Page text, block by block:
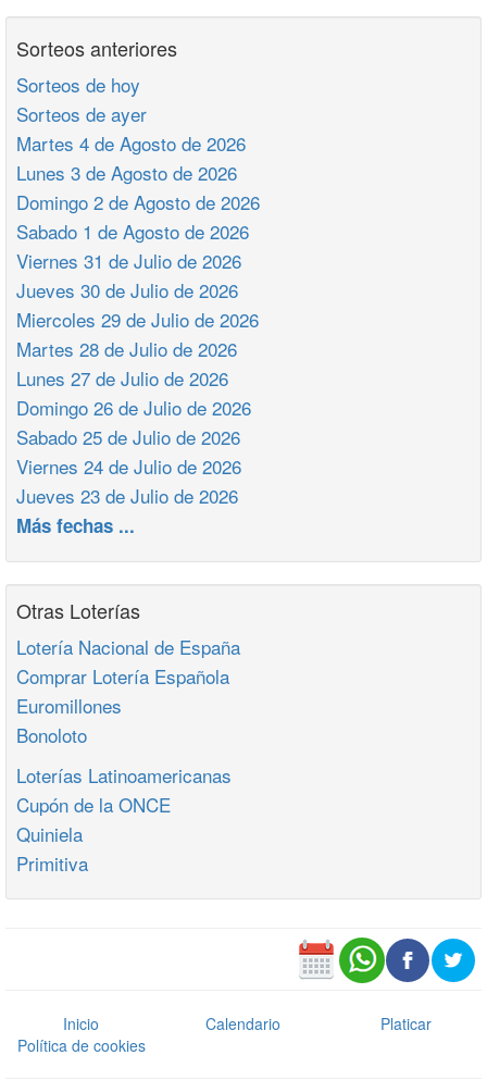
Sorteos anteriores
Sorteos de hoy
Sorteos de ayer
Martes 4 de Agosto de 2026
Lunes 3 de Agosto de 2026
Domingo 2 de Agosto de 2026
Sabado 1 de Agosto de 2026
Viernes 31 de Julio de 2026
Jueves 30 de Julio de 2026
Miercoles 29 de Julio de 2026
Martes 28 de Julio de 2026
Lunes 27 de Julio de 2026
Domingo 26 de Julio de 2026
Sabado 25 de Julio de 2026
Viernes 24 de Julio de 2026
Jueves 23 de Julio de 2026
Más fechas ...
Otras Loterías
Lotería Nacional de España
Comprar Lotería Española
Euromillones
Bonoloto
Loterías Latinoamericanas
Cupón de la ONCE
Quiniela
Primitiva
Inicio Calendario
Platicar
Política de cookies